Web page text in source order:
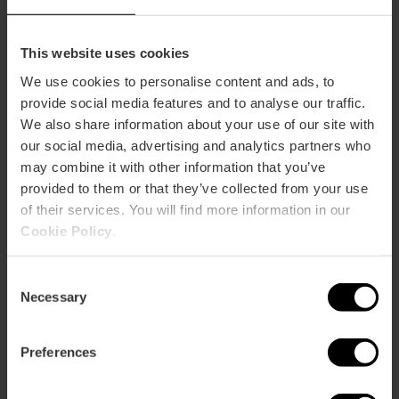
This website uses cookies
We use cookies to personalise content and ads, to
provide social media features and to analyse our traffic.
We also share information about your use of our site with
our social media, advertising and analytics partners who
may combine it with other information that you’ve
provided to them or that they’ve collected from your use
of their services. You will find more information in our
Cookie Policy
Selection
Necessary
Preferences
à
de València
guidée
stade
Ciutat
de
València
Flamenco en direct au Café
del Duende
Flamenco
en
au
Café
del
Duende
Des itinéraires guidés en moto
pour découvrir Valencia
Des
itinéraires
guidés
en
pour
Jeux de pelote valencienne
Jeux
valencienne